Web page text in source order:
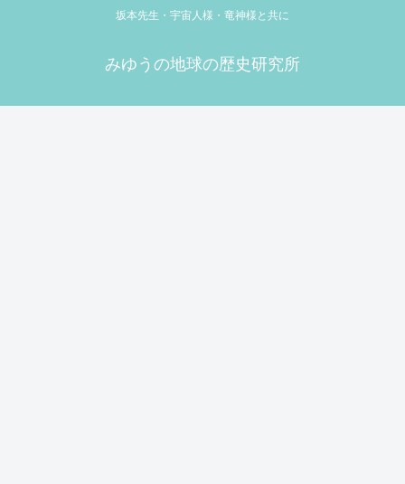
坂本先生・宇宙人様・竜神様と共に
みゆうの地球の歴史研究所